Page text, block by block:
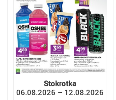
Stokrotka
06.08.2026 – 12.08.2026